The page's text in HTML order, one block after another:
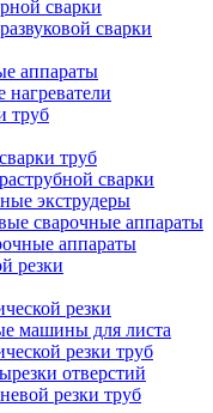
сварки
сварки
аппараты
труб
труб
сварки
экструдеры
сварочные аппараты
аппараты
резки
резки
машины для листа
резки труб
отверстий
резки труб